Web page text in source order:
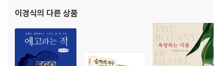
7. 전염병│모든 모델은 빗나가지만 몇몇 모델은 유용하다
‘신종플루 대실패’의 후속편인가?｜외삽이 위험해질 때｜자기충족적 예
측과 자기부정적 예측｜‘정교한’ 단순함｜심플루SimFlu｜예측이 빗나
갈 수밖에 없을 때 해야 할 일
이경식의 다른 상품